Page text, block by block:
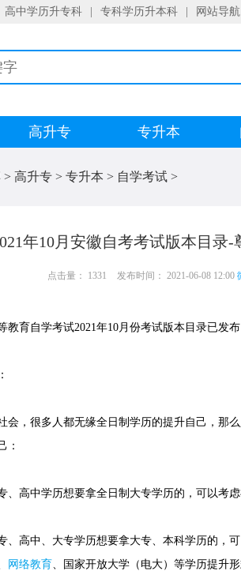
高中学历升专科 专科学历升本科 网站导航
高升专 专升本
> 高升专 > 专升本 > 自学考试 >
年10月安徽自考考试版本目录
点击量： 1331 发布时间： 2021-06-08 12:00
育自学考试2021年10月份考试版本目录已发
，很多人都无缘全日制学历的提升自己，那么
：
高中学历想要拿全日制大专学历的，可以考虑
高中、大专学历想要拿大专、本科学历的，可
网络教育、国家开放大学（电大）等学历提升